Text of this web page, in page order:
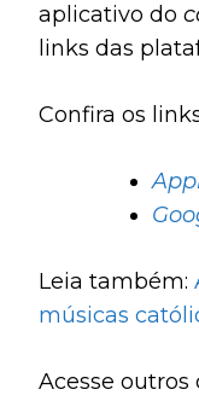
aplicativo do
links das
Confira os
Leia também:
músicas
Acesse